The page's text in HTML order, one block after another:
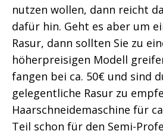
nutzen wollen, dann reicht
dafür hin. Geht es aber um
Rasur, dann sollten Sie zu
höherpreisigen Modell
fangen bei ca. 50€ und sind
gelegentliche Rasur zu
Haarschneidemaschine für
Teil schon für den Semi-